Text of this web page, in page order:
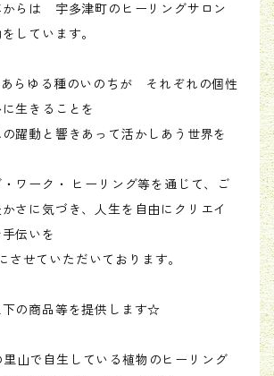
らは 宇多津町のヒーリングサロン
しています。
らゆる種のいのちが それぞれの個性
生きることを
躍動と響きあって活かしあう世界を
ワーク・ ヒーリング等を通じて、ご
さに気づき、人生を自由にクリエイ
伝いを
せていただいております。
の商品等を提供します☆
山で自生している植物のヒーリング